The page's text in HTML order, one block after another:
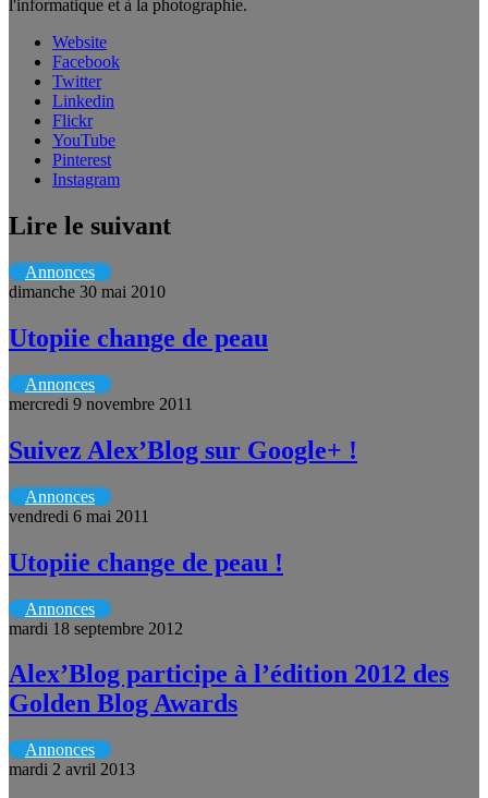
l'informatique et à la photographie.
Website
Facebook
Twitter
Linkedin
Flickr
YouTube
Pinterest
Instagram
Lire le suivant
Annonces
dimanche 30 mai 2010
Utopiie change de peau
Annonces
mercredi 9 novembre 2011
Suivez Alex’Blog sur Google+ !
Annonces
vendredi 6 mai 2011
Utopiie change de peau !
Annonces
mardi 18 septembre 2012
Alex’Blog participe à l’édition 2012 des
Golden Blog Awards
Annonces
mardi 2 avril 2013